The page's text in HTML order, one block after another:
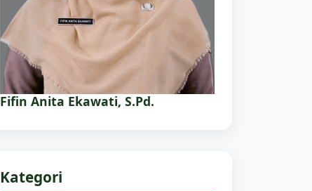
Fifin Anita Ekawati, S.Pd.
Kategori